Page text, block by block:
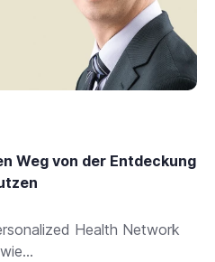
Weg von der Entdeckung
Health Network